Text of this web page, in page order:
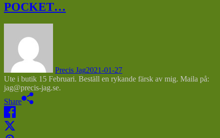
POCKET…
Precis Jag2021-01-27
Ute i butik 15 Februari. Beställ en rykande färsk av mig. Maila på:
jag@precis-jag.se.
Share